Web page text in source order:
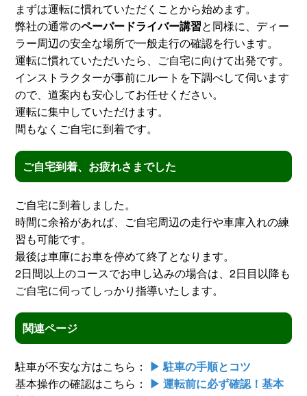
まずは運転に慣れていただくことから始めます。
弊社の通常のペーパードライバー講習と同様に、ディー
ラー周辺の安全な場所で一般走行の確認を行います。
運転に慣れていただいたら、ご自宅に向けて出発です。
インストラクターが事前にルートを下調べして伺います
ので、道案内も安心してお任せください。
運転に集中していただけます。
間もなくご自宅に到着です。
ご自宅到着、お疲れさまでした
ご自宅に到着しました。
時間に余裕があれば、ご自宅周辺の走行や車庫入れの練
習も可能です。
最後は車庫にお車を停めて終了となります。
2日間以上のコースでお申し込みの場合は、2日目以降も
ご自宅に伺ってしっかり指導いたします。
関連ページ
駐車が不安な方はこちら： ▶ 駐車の手順とコツ
基本操作の確認はこちら： ▶ 運転前に必ず確認！基本